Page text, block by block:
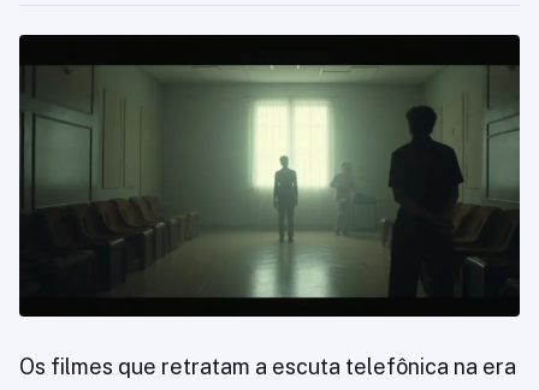
Os filmes que retratam a escuta telefônica na era